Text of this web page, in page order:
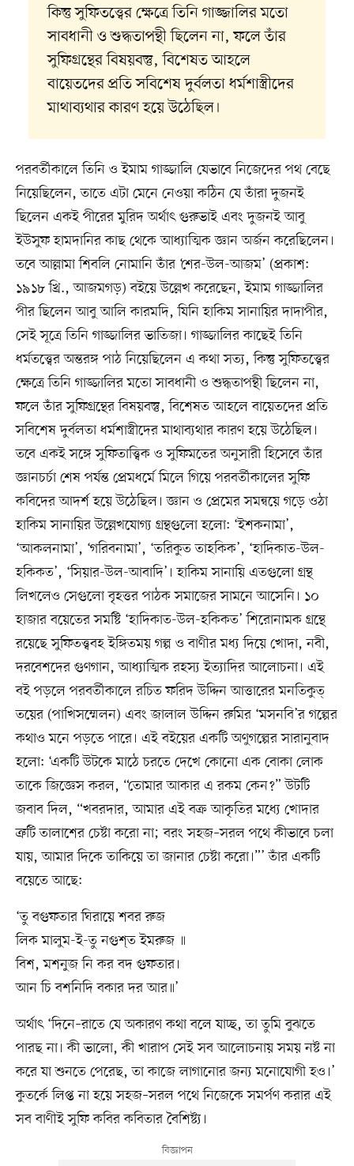
কিন্তু সুফিতত্ত্বের ক্ষেত্রে তিনি গাজ্জালির মতো
সাবধানী ও শুদ্ধতাপন্থী ছিলেন না, ফলে তাঁর
সুফিগ্রন্থের বিষয়বস্তু, বিশেষত আহলে
বায়েতদের প্রতি সবিশেষ দুর্বলতা ধর্মশাস্ত্রীদের
মাথাব্যথার কারণ হয়ে উঠেছিল।
পরবর্তীকালে তিনি ও ইমাম গাজ্জালি যেভাবে নিজেদের পথ বেছে
নিয়েছিলেন, তাতে এটা মেনে নেওয়া কঠিন যে তাঁরা দুজনই
ছিলেন একই পীরের মুরিদ অর্থাৎ গুরুভাই এবং দুজনই আবু
ইউসুফ হামদানির কাছ থেকে আধ্যাত্মিক জ্ঞান অর্জন করেছিলেন।
তবে আল্লামা শিবলি নোমানি তাঁর ‘শের-উল-আজম’ (প্রকাশ:
১৯১৮ খ্রি., আজমগড়) বইয়ে উল্লেখ করেছেন, ইমাম গাজ্জালির
পীর ছিলেন আবু আলি কারমদি, যিনি হাকিম সানায়ির দাদাপীর,
সেই সূত্রে তিনি গাজ্জালির ভাতিজা। গাজ্জালির কাছেই তিনি
ধর্মতত্ত্বের অন্তরঙ্গ পাঠ নিয়েছিলেন এ কথা সত্য, কিন্তু সুফিতত্ত্বের
ক্ষেত্রে তিনি গাজ্জালির মতো সাবধানী ও শুদ্ধতাপন্থী ছিলেন না,
ফলে তাঁর সুফিগ্রন্থের বিষয়বস্তু, বিশেষত আহলে বায়েতদের প্রতি
সবিশেষ দুর্বলতা ধর্মশাস্ত্রীদের মাথাব্যথার কারণ হয়ে উঠেছিল।
তবে একই সঙ্গে সুফিতাত্ত্বিক ও সুফিমতের অনুসারী হিসেবে তাঁর
জ্ঞানচর্চা শেষ পর্যন্ত প্রেমধর্মে মিলে গিয়ে পরবর্তীকালের সুফি
কবিদের আদর্শ হয়ে উঠেছিল। জ্ঞান ও প্রেমের সমন্বয়ে গড়ে ওঠা
হাকিম সানায়ির উল্লেখযোগ্য গ্রন্থগুলো হলো: ‘ইশকনামা’,
‘আকলনামা’, ‘গরিবনামা’, ‘তরিকুত তাহকিক’, ‘হাদিকাত-উল-
হকিকত’, ‘সিয়ার-উল-আবাদি’। হাকিম সানায়ি এতগুলো গ্রন্থ
লিখলেও সেগুলো বৃহত্তর পাঠক সমাজের সামনে আসেনি। ১০
হাজার বয়েতের সমষ্টি ‘হাদিকাত-উল-হকিকত’ শিরোনামক গ্রন্থে
রয়েছে সুফিতত্ত্ববহ ইঙ্গিতময় গল্প ও বাণীর মধ্য দিয়ে খোদা, নবী,
দরবেশদের গুণগান, আধ্যাত্মিক রহস্য ইত্যাদির আলোচনা। এই
বই পড়লে পরবর্তীকালে রচিত ফরিদ উদ্দিন আত্তারের মনতিকুত্
তয়ের (পাখিসম্মেলন) এবং জালাল উদ্দিন রুমির ‘মসনবি’র গল্পের
কথাও মনে পড়তে পারে। এই বইয়ের একটি অণুগল্পের সারানুবাদ
হলো: ‘একটি উটকে মাঠে চরতে দেখে কোনো এক বোকা লোক
তাকে জিজ্ঞেস করল, “তোমার আকার এ রকম কেন?” উটটি
জবাব দিল, “খবরদার, আমার এই বক্র আকৃতির মধ্যে খোদার
ত্রুটি তালাশের চেষ্টা করো না; বরং সহজ–সরল পথে কীভাবে চলা
যায়, আমার দিকে তাকিয়ে তা জানার চেষ্টা করো।”’ তাঁর একটি
বয়েতে আছে:
‘তু বগুফতার ঘিরায়ে শবর রুজ
লিক মালুম-ই-তু নগুশ্ত ইমরুজ ॥
বিশ, মশনুজ নি কর বদ গুফতার।
আন চি বশনিদি বকার দর আর॥’
অর্থাৎ ‘দিনে–রাতে যে অকারণ কথা বলে যাচ্ছ, তা তুমি বুঝতে
পারছ না। কী ভালো, কী খারাপ সেই সব আলোচনায় সময় নষ্ট না
করে যা শুনতে পেরেছ, তা কাজে লাগানোর জন্য মনোযোগী হও।’
কুতর্কে লিপ্ত না হয়ে সহজ–সরল পথে নিজেকে সমর্পণ করার এই
সব বাণীই সুফি কবির কবিতার বৈশিষ্ট্য।